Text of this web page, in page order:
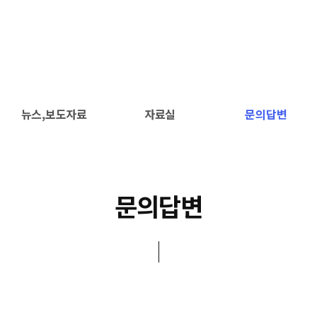
뉴스,보도자료 자료실 문의답변
문의답변